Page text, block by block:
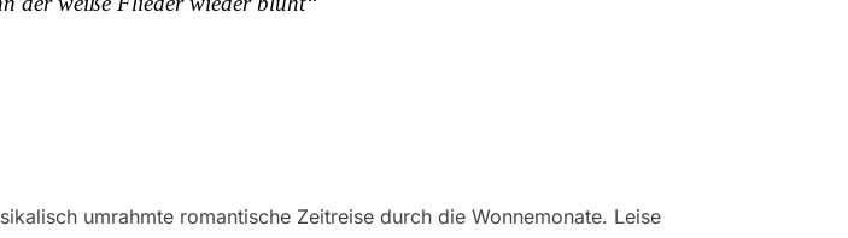
umrahmte romantische Zeitreise durch die Wonnemonate. Leise